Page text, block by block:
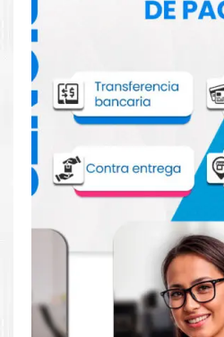
Aprovecha nuestra experiencia
productos. Tenemos promociones
visítanos hoy para encontrar la
impresora Xerox, como el
impresora 7120 7125 7220 7225.
Dónde comprar Drum
para impresora Xerox
7225 en Lima o para
Xerox.
Drum Xerox
7120 7125 7220 7225.
productos originales que